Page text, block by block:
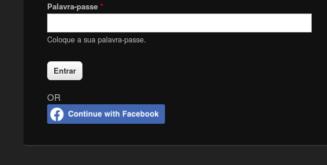
Palavra-passe *
Coloque a sua palavra-passe.
OR